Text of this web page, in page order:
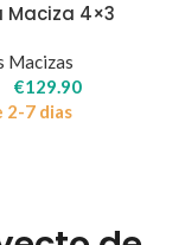
Maciza 4×3
Macizas
€129.90
2-7 dias